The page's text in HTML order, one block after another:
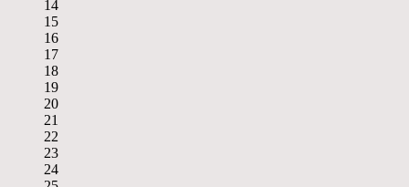
14
15
16
17
18
19
20
21
22
23
24